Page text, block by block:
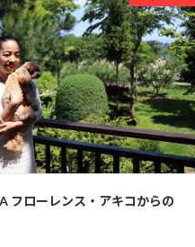
フローレンス・アキコからの